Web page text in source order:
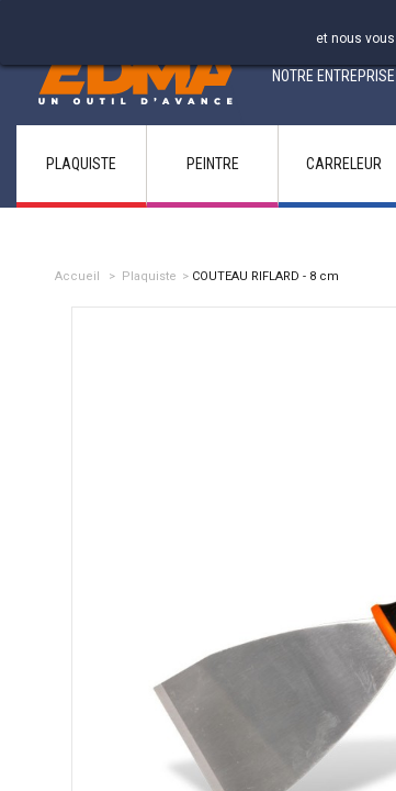
NOTRE ENTREPRISE
et nous
PLAQUISTE PEINTRE CARRELEUR
Accueil > Plaquiste > COUTEAU RIFLARD - 8 cm